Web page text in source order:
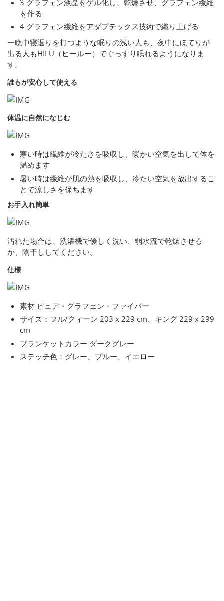
3.グラフェン液晶をゲル化し、乾燥させ、グラフェン繊維
を作る
4.グラフェン繊維をアダプテックス技術で織り上げる
一晩中寝返りを打つような眠りの浅い人も、夜中にほてりが
出る人もHILU（ヒールー）でぐっすり眠れるようになりま
す。
誰もが安心して使える
体温に自然になじむ
寒い時は繊維が冷たさを吸収し、暖かい空気を出して体を
温めます
暑い時は繊維が肌の熱を吸収し、冷たい空気を放出するこ
とで涼しさを保ちます
お手入れ簡単
汚れた場合は、洗濯機で優しく洗い、弱水流で乾燥させる
か、陰干ししてください。
仕様
素材 ピュア・グラフェン・ファイバー
サイズ：フル/クィーン 203 x 229 cm、キング 229 x 299
cm
ブランケットカラー ダークグレー
ステッチ色：グレー、ブルー、イエロー